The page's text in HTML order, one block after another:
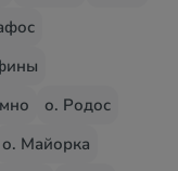
о. Родос
о. Майорка